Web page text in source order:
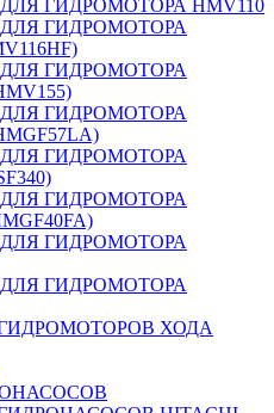
ГИДРОМОТОРА HMV110
ГИДРОМОТОРА
ГИДРОМОТОРА
ГИДРОМОТОРА
ГИДРОМОТОРА
ГИДРОМОТОРА
ГИДРОМОТОРА
ГИДРОМОТОРА
ХОДА